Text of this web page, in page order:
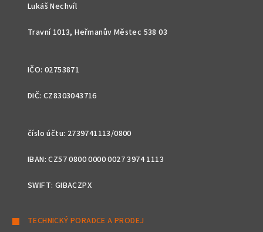
Lukáš Nechvíl
Travní 1013, Heřmanův Městec 538 03
IČO: 02753871
DIČ: CZ8303043716
číslo účtu: 2739741113/0800
IBAN: CZ57 0800 0000 0027 3974 1113
SWIFT: GIBACZPX
TECHNICKÝ PORADCE A PRODEJ